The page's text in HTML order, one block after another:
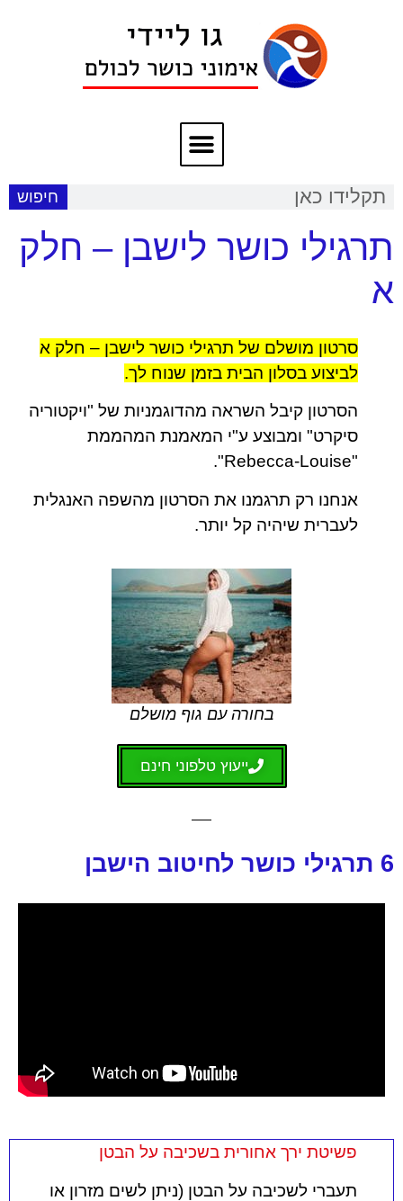
חיפוש
תרגילי כושר לישבן – חלק
א
סרטון מושלם של תרגילי כושר לישבן – חלק א
לביצוע בסלון הבית בזמן שנוח לך.
הסרטון קיבל השראה מהדוגמניות של "ויקטוריה
סיקרט" ומבוצע ע"י המאמנת המהממת
"Rebecca-Louise".
אנחנו רק תרגמנו את הסרטון מהשפה האנגלית
לעברית שיהיה קל יותר.
בחורה עם גוף מושלם
ייעוץ טלפוני חינם
6 תרגילי כושר לחיטוב הישבן
פשיטת ירך אחורית בשכיבה על הבטן
תעברי לשכיבה על הבטן (ניתן לשים מזרון או